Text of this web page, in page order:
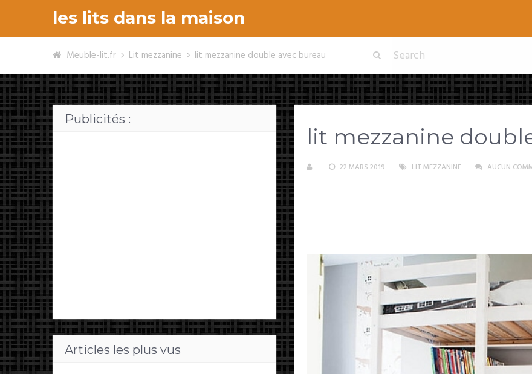
les lits dans la maison
Meuble-lit.fr Lit mezzanine lit mezzanine double avec bureau
lit mezzanine
22 MARS 2019 LIT MEZZANINE AUCUN
Publicités :
Articles les plus vus